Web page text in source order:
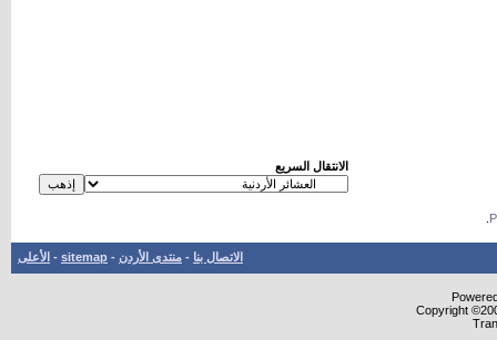
الانتقال السريع
الاتصال بنا - منتدى الأردن -
sitemap
- الأعلى
Copyright